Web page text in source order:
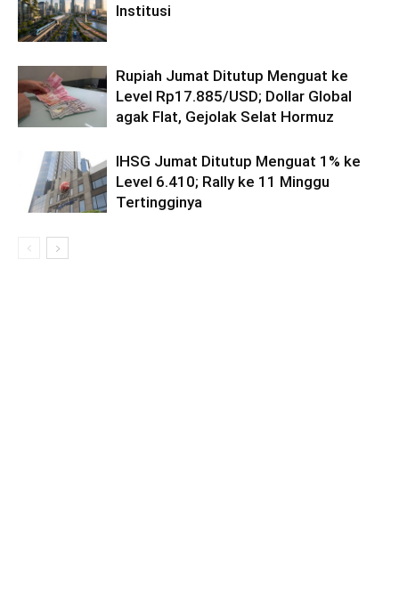
Institusi
Rupiah Jumat Ditutup Menguat ke
Level Rp17.885/USD; Dollar Global
agak Flat, Gejolak Selat Hormuz
IHSG Jumat Ditutup Menguat 1% ke
Level 6.410; Rally ke 11 Minggu
Tertingginya